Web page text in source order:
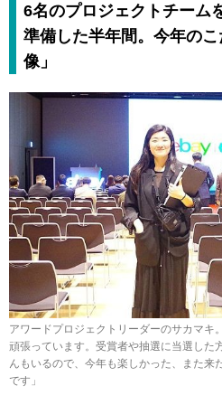
6名のプロジェクトチーム
準備した半年間。今年の
像」
アワードプロジェクトリーダーのサカマキ
頑張っています。受賞者や抽選に当選した
んもいるので、今年も楽しかった、また来
です」